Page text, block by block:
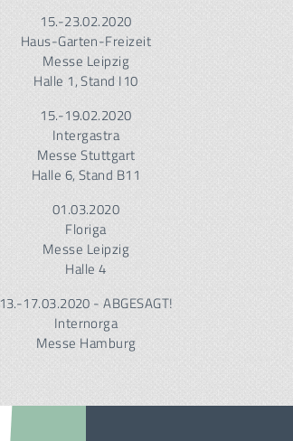
15.-23.02.2020
Haus-Garten-Freizeit
Messe Leipzig
Halle 1, Stand I10
15.-19.02.2020
Intergastra
Messe Stuttgart
Halle 6, Stand B11
01.03.2020
Floriga
Messe Leipzig
Halle 4
13.-17.03.2020 - ABGESAGT!
Internorga
Messe Hamburg